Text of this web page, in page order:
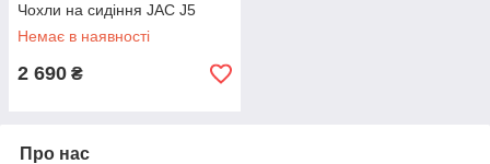
Чохли на сидіння JAC J5
Немає в наявності
2 690 ₴
Про нас